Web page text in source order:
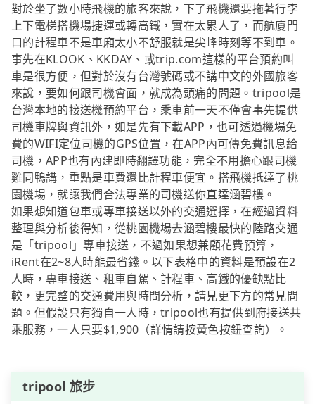
對於坐了數小時飛機的旅客來說，下了飛機還要拖著行李
上下電梯搭機場捷運或轉高鐵，實在太累人了，而航廈門
口的計程車不是車廂太小不舒服就是尖峰時刻等不到車。
事先在KLOOK、KKDAY、或trip.com這樣的平台預約叫
車是很方便，但對於沒有台灣號碼或不講中文的外國旅客
來說，要如何跟司機會面，就成為頭痛的問題。tripool是
台灣本地的接送機預約平台，乘車前一天不僅會事先提供
司機車牌與資訊外，如是先有下載APP，也可透過機場免
費的WIFI定位司機的GPS位置，在APP內可傳免費訊息給
司機，APP也有內建即時翻譯功能，完全不用擔心跟司機
雞同鴨講，重點是車費還比計程車便宜。搭飛機抵達了桃
園機場，就讓我們合法專業的司機送你直達涵碧樓。
如果想知道包車或專車接送以外的交通選擇，在經過資料
整理與分析後得知，從桃園機場去涵碧樓最快的陸路交通
是「tripool」專車接送，不過如果想兼顧花費預算，
iRent在2~8人時能最省錢。以下表格中的資料是預設在2
人時，專車接送、租車自駕、計程車、高鐵的優缺點比
較，更完整的交通費用與時間分析，請見更下方的常見問
題。但假設只有獨自一人時，tripool也有提供到府接送共
乘服務，一人只要$1,900（詳情請按黃色按鈕查詢）。
tripool 旅步